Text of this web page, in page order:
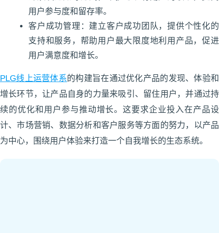
用户参与度和留存率。
客户成功管理：建立客户成功团队，提供个性化的
支持和服务，帮助用户最大限度地利用产品，促进
用户满意度和增长。
PLG线上运营体系的构建旨在通过优化产品的发现、体验和
增长环节，让产品自身的力量来吸引、留住用户，并通过持
续的优化和用户参与推动增长。这要求企业投入在产品设
计、市场营销、数据分析和客户服务等方面的努力，以产品
为中心，围绕用户体验来打造一个自我增长的生态系统。